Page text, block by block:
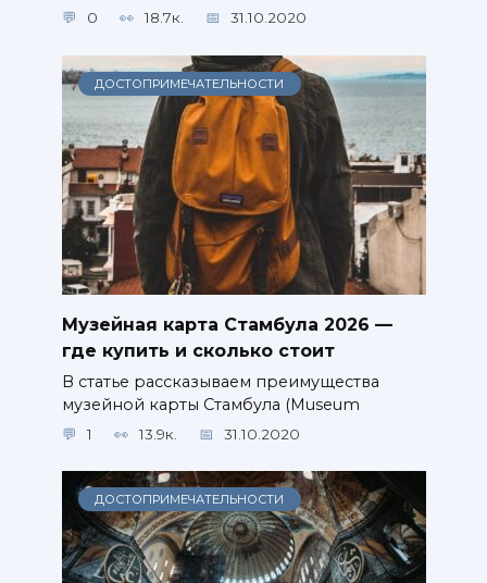
0 18.7к. 31.10.2020
ДОСТОПРИМЕЧАТЕЛЬНОСТИ
Музейная карта Стамбула 2026 —
где купить и сколько стоит
В статье рассказываем преимущества
музейной карты Стамбула (Museum
1 13.9к. 31.10.2020
ДОСТОПРИМЕЧАТЕЛЬНОСТИ